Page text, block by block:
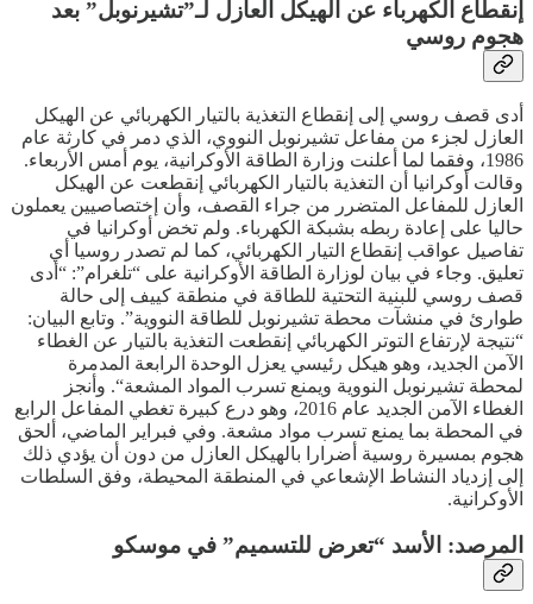
إنقطاع الكهرباء عن الهيكل العازل لـ”تشيرنوبل” بعد
هجوم روسي
أدى قصف روسي إلى إنقطاع التغذية بالتيار الكهربائي عن الهيكل
العازل لجزء من مفاعل تشيرنوبل النووي، الذي دمر في كارثة عام
1986، وفقما لما أعلنت وزارة الطاقة الأوكرانية، يوم أمس الأربعاء.
وقالت أوكرانيا أن التغذية بالتيار الكهربائي إنقطعت عن الهيكل
العازل للمفاعل المتضرر من جراء القصف، وأن إختصاصيين يعملون
حاليا على إعادة ربطه بشبكة الكهرباء. ولم تخض أوكرانيا في
تفاصيل عواقب إنقطاع التيار الكهربائي، كما لم تصدر روسيا أي
تعليق. وجاء في بيان لوزارة الطاقة الأوكرانية على “تلغرام”: “أدى
قصف روسي للبنية التحتية للطاقة في منطقة كييف إلى حالة
طوارئ في منشآت محطة تشيرنوبل للطاقة النووية”. وتابع البيان:
“نتيجة لإرتفاع التوتر الكهربائي إنقطعت التغذية بالتيار عن الغطاء
الآمن الجديد، وهو هيكل رئيسي يعزل الوحدة الرابعة المدمرة
لمحطة تشيرنوبل النووية ويمنع تسرب المواد المشعة“. وأنجز
الغطاء الآمن الجديد عام 2016، وهو درع كبيرة تغطي المفاعل الرابع
في المحطة بما يمنع تسرب مواد مشعة. وفي فبراير الماضي، ألحق
هجوم بمسيرة روسية أضرارا بالهيكل العازل من دون أن يؤدي ذلك
إلى إزدياد النشاط الإشعاعي في المنطقة المحيطة، وفق السلطات
الأوكرانية.
المرصد: الأسد “تعرض للتسميم” في موسكو